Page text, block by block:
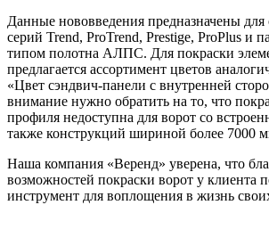
Данные нововведения предназначены
серий Trend, ProTrend, Prestige, ProPlus и
типом полотна АЛПС. Для покраски
предлагается ассортимент цветов
«Цвет сэндвич-панели с внутренней
внимание нужно обратить на то, что
профиля недоступна для ворот со
также конструкций шириной более 7000
Наша компания «Веренд» уверена, что
возможностей покраски ворот у клиента
инструмент для воплощения в жизнь